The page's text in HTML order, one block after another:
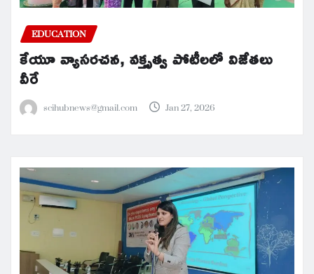
EDUCATION
కేయూ వ్యాసరచన, వక్తృత్వ పోటీలలో విజేతలు
వీరే
scihubnews@gmail.com Jan 27, 2026